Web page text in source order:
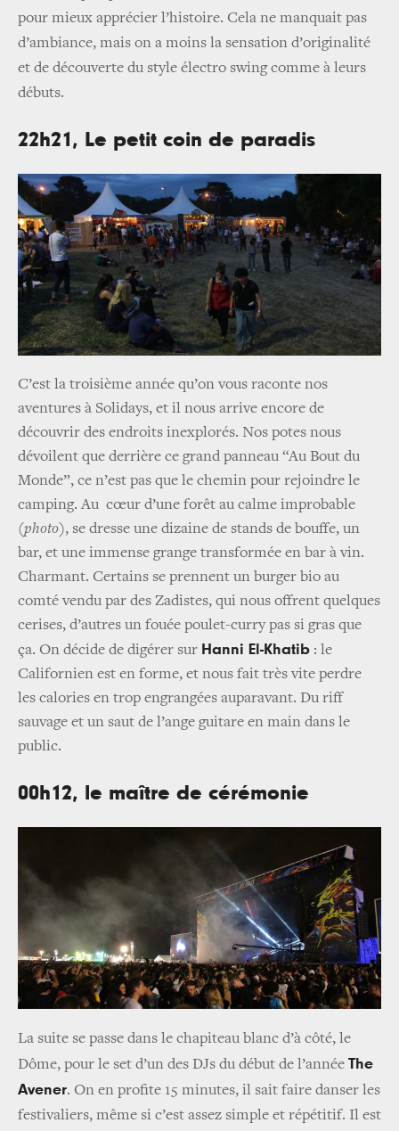
pour mieux apprécier l’histoire. Cela ne manquait pas
d’ambiance, mais on a moins la sensation d’originalité
et de découverte du style électro swing comme à leurs
débuts.
22h21, Le petit coin de paradis
C’est la troisième année qu’on vous raconte nos
aventures à Solidays, et il nous arrive encore de
découvrir des endroits inexplorés. Nos potes nous
dévoilent que derrière ce grand panneau “Au Bout du
Monde”, ce n’est pas que le chemin pour rejoindre le
camping. Au cœur d’une forêt au calme improbable
(photo), se dresse une dizaine de stands de bouffe, un
bar, et une immense grange transformée en bar à vin.
Charmant. Certains se prennent un burger bio au
comté vendu par des Zadistes, qui nous offrent quelques
cerises, d’autres un fouée poulet-curry pas si gras que
ça. On décide de digérer sur Hanni El-Khatib : le
Californien est en forme, et nous fait très vite perdre
les calories en trop engrangées auparavant. Du riff
sauvage et un saut de l’ange guitare en main dans le
public.
00h12, le maître de cérémonie
La suite se passe dans le chapiteau blanc d’à côté, le
Dôme, pour le set d’un des DJs du début de l’année The
Avener. On en profite 15 minutes, il sait faire danser les
festivaliers, même si c’est assez simple et répétitif. Il est